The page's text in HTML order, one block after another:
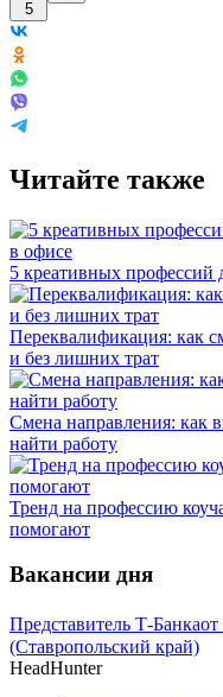
5
Читайте также
5 креативных профессий
Переквалификация: как
и без лишних трат
Смена направления: как
найти работу
Тренд на профессию
помогают
Вакансии дня
Представитель Т-Банкаот
(Ставропольский край)
HeadHunter